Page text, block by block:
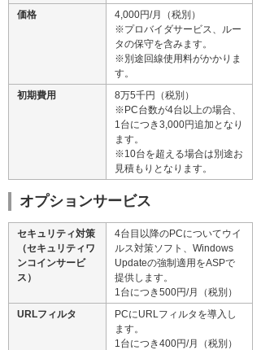
価格
4,000円/月（税別）
※プロバイダサービス、ルー
タの保守を含みます。
※別途回線使用料がかかりま
す。
初期費用
8万5千円（税別）
※PC台数が4台以上の場合、
1台につき3,000円追加となり
ます。
※10台を超える場合は別途お
見積もりとなります。
オプションサービス
セキュリティ対策
（セキュリティワ
ンコインサービ
ス）
4台目以降のPCについてウイ
ルス対策ソフト、Windows
Updateの強制適用をASPで
提供します。
1台につき500円/月（税別）
URLフィルタ
PCにURLフィルタを導入し
ます。
1台につき400円/月（税別）